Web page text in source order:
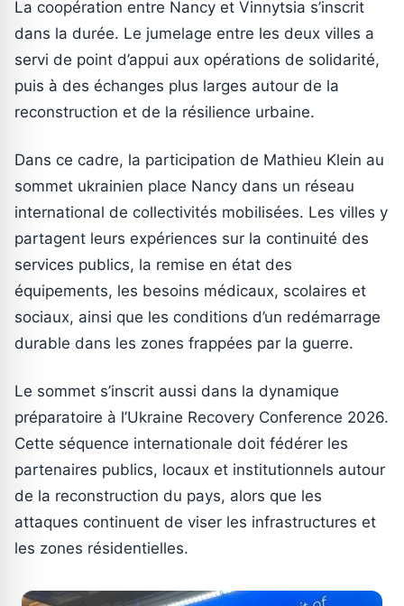
La coopération entre Nancy et Vinnytsia s’inscrit
dans la durée. Le jumelage entre les deux villes a
servi de point d’appui aux opérations de solidarité,
puis à des échanges plus larges autour de la
reconstruction et de la résilience urbaine.
Dans ce cadre, la participation de Mathieu Klein au
sommet ukrainien place Nancy dans un réseau
international de collectivités mobilisées. Les villes y
partagent leurs expériences sur la continuité des
services publics, la remise en état des
équipements, les besoins médicaux, scolaires et
sociaux, ainsi que les conditions d’un redémarrage
durable dans les zones frappées par la guerre.
Le sommet s’inscrit aussi dans la dynamique
préparatoire à l’Ukraine Recovery Conference 2026.
Cette séquence internationale doit fédérer les
partenaires publics, locaux et institutionnels autour
de la reconstruction du pays, alors que les
attaques continuent de viser les infrastructures et
les zones résidentielles.